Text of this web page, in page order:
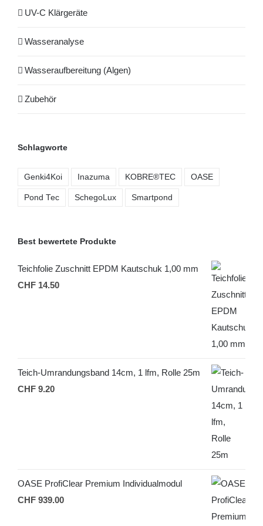
UV-C Klärgeräte
Wasseranalyse
Wasseraufbereitung (Algen)
Zubehör
Schlagworte
Genki4Koi Inazuma KOBRE®TEC OASE
Pond Tec SchegoLux Smartpond
Best bewertete Produkte
Teichfolie Zuschnitt EPDM Kautschuk 1,00 mm
CHF 14.50
Teich-Umrandungsband 14cm, 1 lfm, Rolle 25m
CHF 9.20
OASE ProfiClear Premium Individualmodul
CHF 939.00